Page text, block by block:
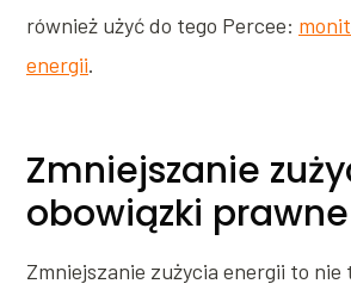
również użyć do tego Percee:
energii.
Zmniejszanie
obowiązki prawne
Zmniejszanie zużycia energii to nie